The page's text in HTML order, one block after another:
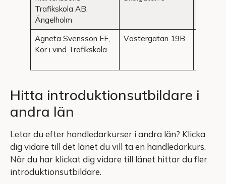
Trafikskola AB,
Ängelholm
Agneta Svensson EF,
Kör i vind Trafikskola
Västergatan 19B
Hitta introduktionsutbildare i
andra län
Letar du efter handledarkurser i andra län? Klicka
dig vidare till det länet du vill ta en handledarkurs.
När du har klickat dig vidare till länet hittar du fler
introduktionsutbildare.